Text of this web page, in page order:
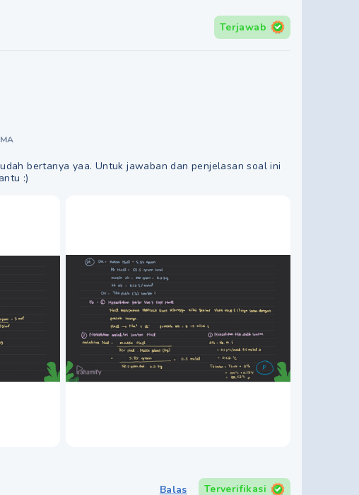
Terjawab
bertanya yaa. Untuk jawaban dan penjelasan soal ini
:)
Balas Terverifikasi